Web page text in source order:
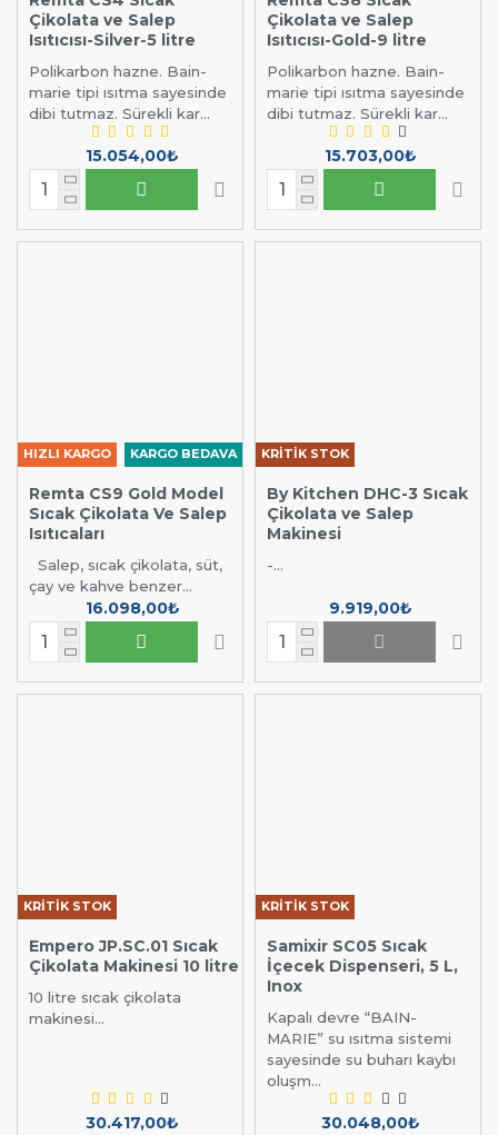
Çikolata ve Salep
Isıtıcısı-Silver-5 litre
Polikarbon hazne. Bain-
marie tipi ısıtma sayesinde
dibi tutmaz. Sürekli kar...
15.054,00₺
Çikolata ve Salep
Isıtıcısı-Gold-9 litre
Polikarbon hazne. Bain-
marie tipi ısıtma sayesinde
dibi tutmaz. Sürekli kar...
15.703,00₺
KARGO BEDAVA
HIZLI KARGO
Remta CS9 Gold Model
Sıcak Çikolata Ve Salep
Isıtıcaları
Salep, sıcak çikolata, süt,
çay ve kahve benzer...
16.098,00₺
KRİTİK STOK
By Kitchen DHC-3 Sıcak
Çikolata ve Salep
Makinesi
-...
9.919,00₺
KRİTİK STOK
Empero JP.SC.01 Sıcak
Çikolata Makinesi 10 litre
10 litre sıcak çikolata
makinesi...
30.417,00₺
KRİTİK STOK
Samixir SC05 Sıcak
İçecek Dispenseri, 5 L,
Inox
Kapalı devre “BAIN-
MARIE” su ısıtma sistemi
sayesinde su buharı kaybı
oluşm...
30.048,00₺